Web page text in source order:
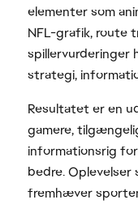
elementer som
NFL-grafik, route
spillervurderinger
strategi,
Resultatet er en
gamere,
informationsrig
bedre. Oplevelser
fremhæver